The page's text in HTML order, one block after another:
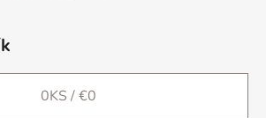
0KS /€0